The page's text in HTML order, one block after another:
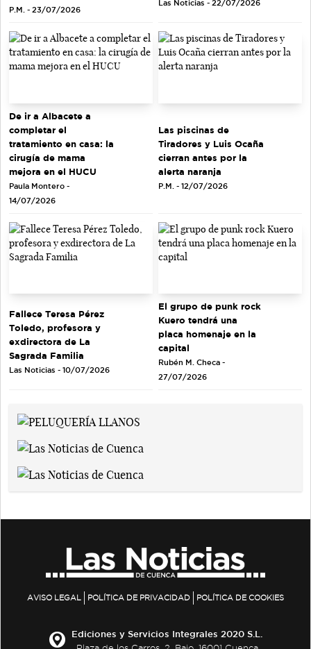
P.M. - 23/07/2026
Las Noticias - 22/07/2026
De ir a Albacete a
completar el
tratamiento en casa: la
cirugía de mama
mejora en el HUCU
Paula Montero -
14/07/2026
Las piscinas de
Tiradores y Luis Ocaña
cierran antes por la
alerta naranja
P.M. - 12/07/2026
Fallece Teresa Pérez
Toledo, profesora y
exdirectora de La
Sagrada Familia
Las Noticias - 10/07/2026
El grupo de punk rock
Kuero tendrá una
placa homenaje en la
capital
Rubén M. Checa -
27/07/2026
AVISO LEGAL POLÍTICA DE PRIVACIDAD POLÍTICA DE COOKIES
Ediciones y Servicios Integrales 2020 S.L.